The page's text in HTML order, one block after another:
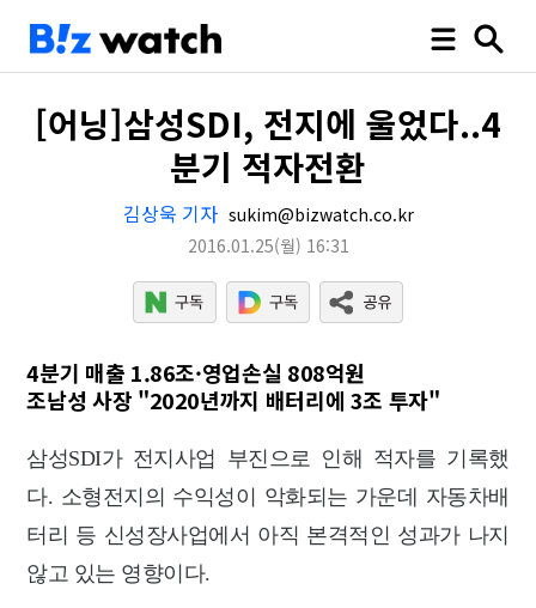
[어닝]삼성SDI, 전지에 울었다..4
분기 적자전환
김상욱 기자 sukim@bizwatch.co.kr
2016.01.25(월) 16:31
4분기 매출 1.86조·영업손실 808억원
조남성 사장 "2020년까지 배터리에 3조 투자"
삼성SDI가 전지사업 부진으로 인해 적자를 기록했
다. 소형전지의 수익성이 악화되는 가운데 자동차배
터리 등 신성장사업에서 아직 본격적인 성과가 나지
않고 있는 영향이다.